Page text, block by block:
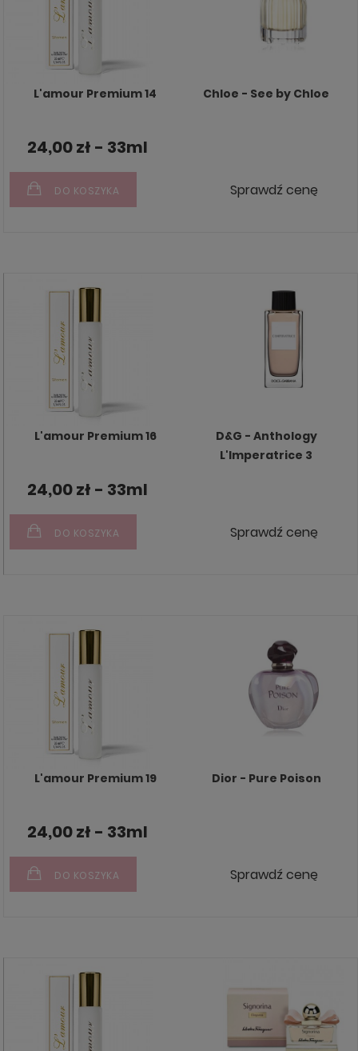
L'amour Premium 14 Chloe - See by Chloe
24,00 zł - 33ml
DO KOSZYKA Sprawdź cenę
L'amour Premium 16
D&G - Anthology
L'Imperatrice 3
24,00 zł - 33ml
DO KOSZYKA Sprawdź cenę
L'amour Premium 19 Dior - Pure Poison
24,00 zł - 33ml
DO KOSZYKA Sprawdź cenę